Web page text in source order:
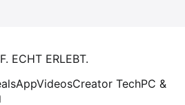
ECHT ERLEBT.
AppVideosCreator TechPC &